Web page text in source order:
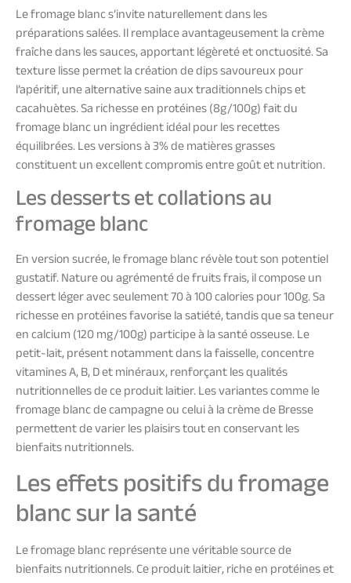
Le fromage blanc s’invite naturellement dans les
préparations salées. Il remplace avantageusement la crème
fraîche dans les sauces, apportant légèreté et onctuosité. Sa
texture lisse permet la création de dips savoureux pour
l’apéritif, une alternative saine aux traditionnels chips et
cacahuètes. Sa richesse en protéines (8g/100g) fait du
fromage blanc un ingrédient idéal pour les recettes
équilibrées. Les versions à 3% de matières grasses
constituent un excellent compromis entre goût et nutrition.
Les desserts et collations au
fromage blanc
En version sucrée, le fromage blanc révèle tout son potentiel
gustatif. Nature ou agrémenté de fruits frais, il compose un
dessert léger avec seulement 70 à 100 calories pour 100g. Sa
richesse en protéines favorise la satiété, tandis que sa teneur
en calcium (120 mg/100g) participe à la santé osseuse. Le
petit-lait, présent notamment dans la faisselle, concentre
vitamines A, B, D et minéraux, renforçant les qualités
nutritionnelles de ce produit laitier. Les variantes comme le
fromage blanc de campagne ou celui à la crème de Bresse
permettent de varier les plaisirs tout en conservant les
bienfaits nutritionnels.
Les effets positifs du fromage
blanc sur la santé
Le fromage blanc représente une véritable source de
bienfaits nutritionnels. Ce produit laitier, riche en protéines et